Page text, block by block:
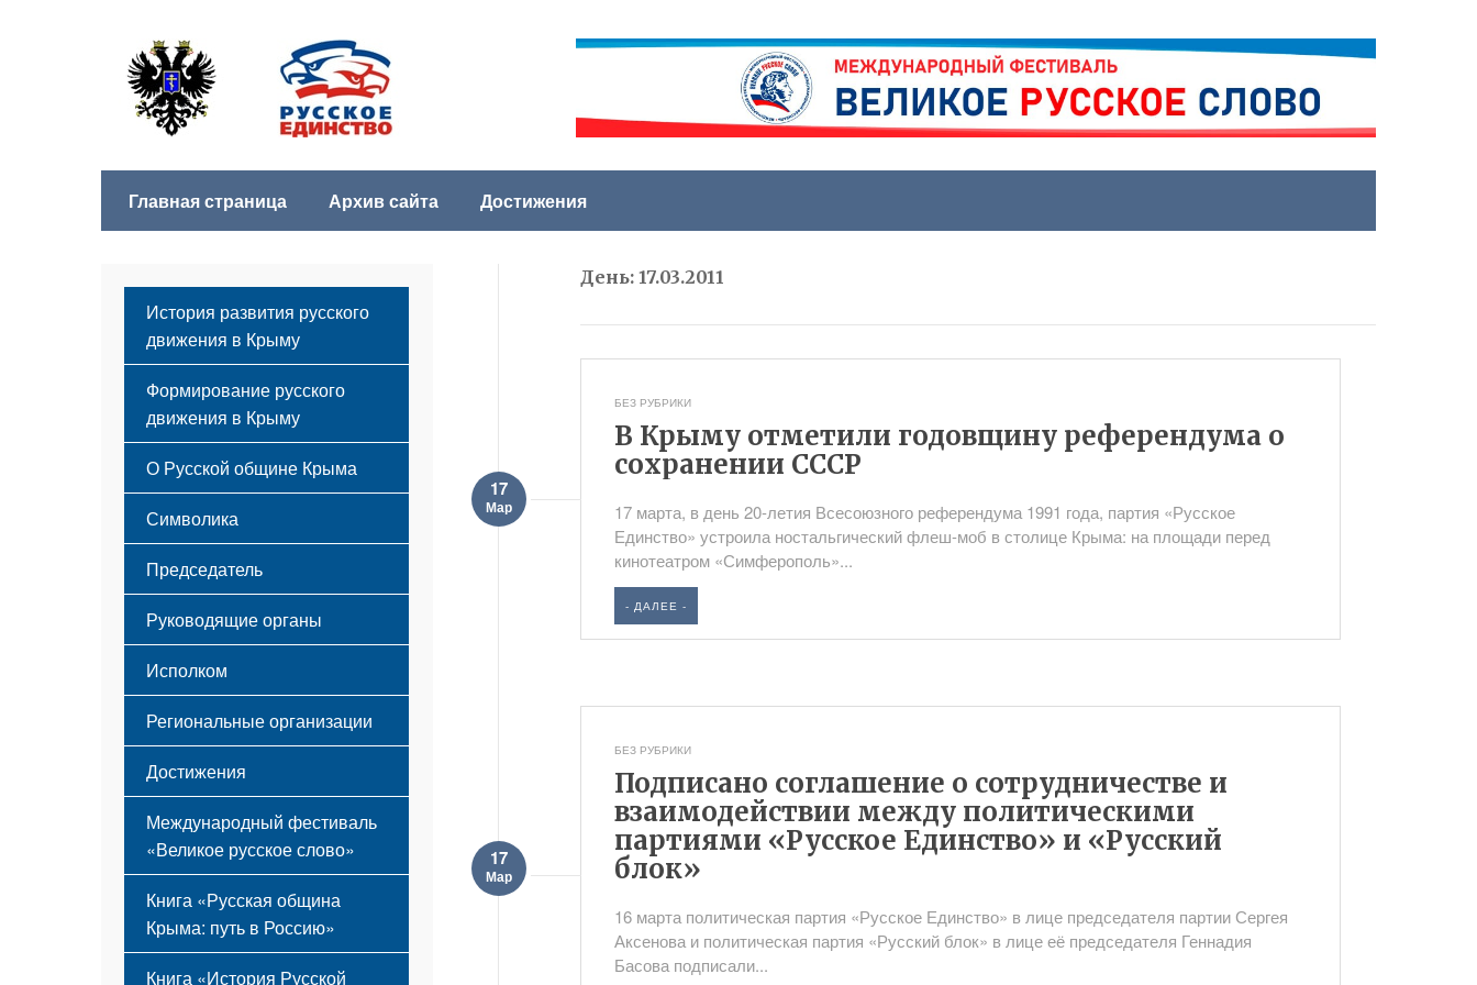
Главная страница Архив сайта Достижения
День:17.03.2011
БЕЗ РУБРИКИ
В Крыму отметили годовщину референдума о
сохранении СССР
17
Мар
17 марта, в день 20-летия Всесоюзного референдума 1991 года, партия «Русское
Единство» устроила ностальгический флеш-моб в столице Крыма: на площади перед
кинотеатром «Симферополь»...
- ДАЛЕЕ -
БЕЗ РУБРИКИ
Подписано соглашение о сотрудничестве и
взаимодействии между политическими
партиями «Русское Единство» и «Русский
блок»
17
Мар
16 марта политическая партия «Русское Единство» в лице председателя партии Сергея
Аксенова и политическая партия «Русский блок» в лице её председателя Геннадия
Басова подписали...
История развития русского
движения в Крыму
Формирование русского
движения в Крыму
Русский Крым
О Русской общине Крыма
Этапы становления
Принципы деятельности
Структура
Мероприятия
Символика
Флаг
Герб
Гимн
Председатель
Руководящие органы
Исполком
Региональные организации
Достижения
Международный фестиваль
«Великое русское слово»
Книга «Русская община
Крыма: путь в Россию»
Книга «История Русской